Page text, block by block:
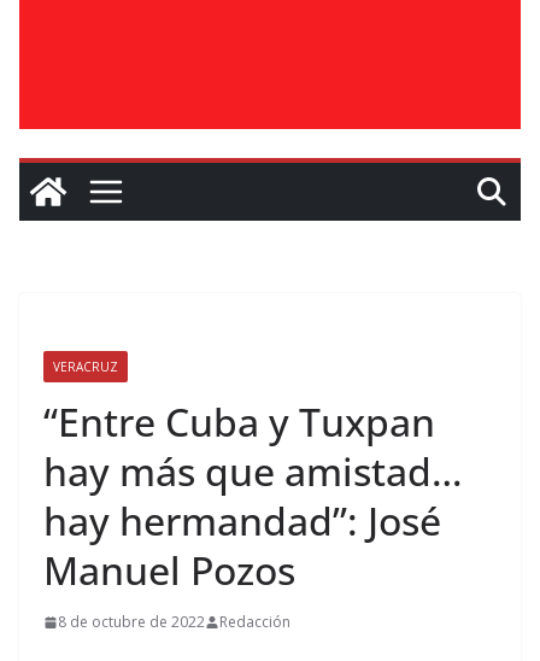
VERACRUZ
“Entre Cuba y Tuxpan
hay más que amistad…
hay hermandad”: José
Manuel Pozos
8 de octubre de 2022 Redacción